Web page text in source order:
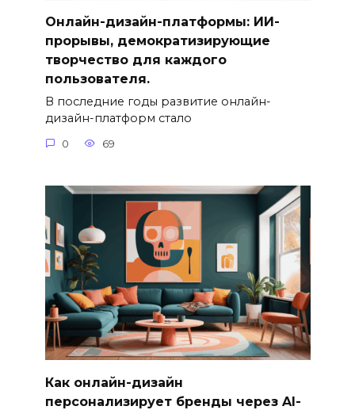
Онлайн-дизайн-платформы: ИИ-
прорывы, демократизирующие
творчество для каждого
пользователя.
В последние годы развитие онлайн-
дизайн-платформ стало
0 69
Как онлайн-дизайн
персонализирует бренды через AI-